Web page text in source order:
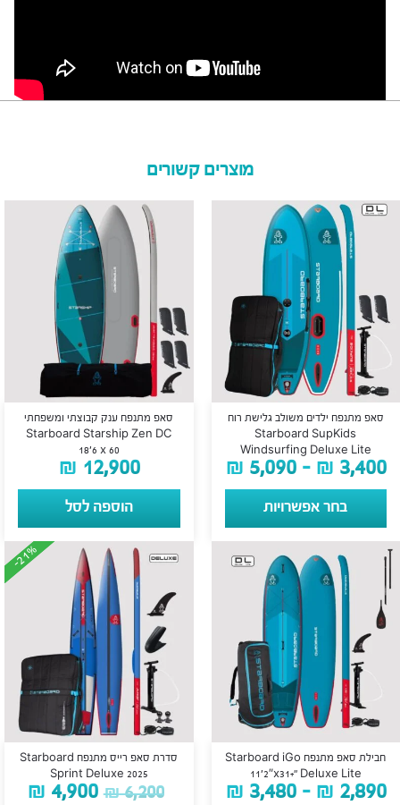
מוצרים קשורים
סאפ מתנפח ילדים משולב גלישת רוח
Starboard SupKids
Windsurfing Deluxe Lite
₪ 3,400
–
₪ 5,090
בחר אפשרויות
סאפ מתנפח ענק קבוצתי ומשפחתי
Starboard Starship Zen DC
18’6 x 60
₪ 12,900
הוספה לסל
חבילת סאפ מתנפח Starboard iGo
11’2″x31+” Deluxe Lite
₪ 2,890
–
₪ 3,480
-21%
-21%
סדרת סאפ רייס מתנפח Starboard
Sprint Deluxe 2025
₪6,200
₪ 4,900